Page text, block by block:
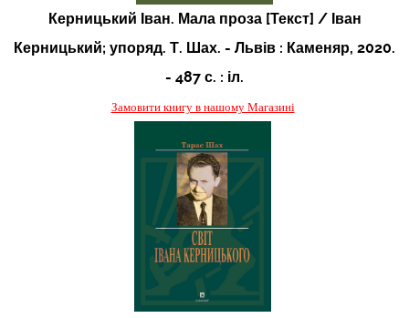
Керницький Іван. Мала проза [Текст] / Іван
Керницький; упоряд. Т. Шах. - Львів : Каменяр, 2020.
- 487 с. : іл.
Замовити книгу в нашому Магазині